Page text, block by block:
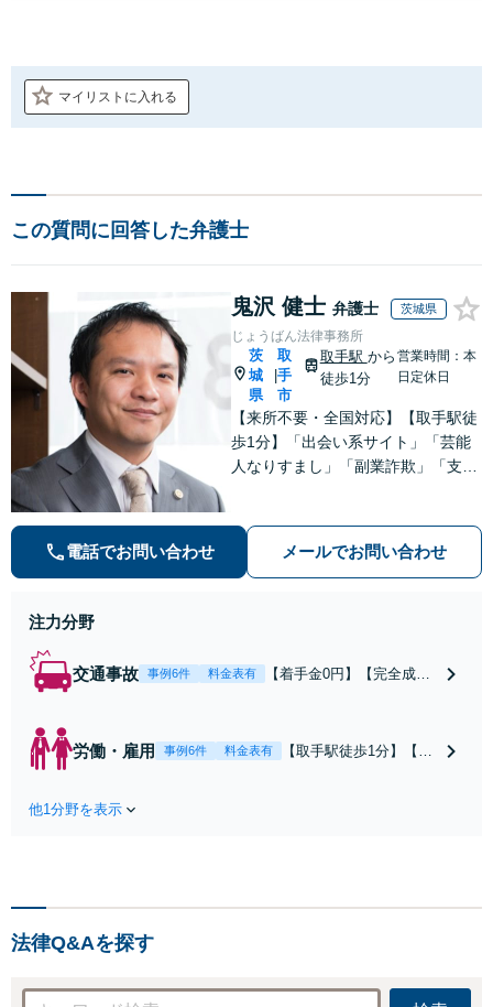
マイリストに入れる
この質問に回答した弁護士
鬼沢 健士 弁護士 茨城県
じょうばん法律事務所
茨
城
県
取
手
市
取手駅 から
徒歩1分
営業時間：本
日定休日
【来所不要・全国対応】【取手駅徒
歩1分】「出会い系サイト」「芸能
人なりすまし」「副業詐欺」「支援
は不当解雇・雇い止め・残業代未払
いの相談【完全成功報酬制】【相談
電話でお問い合わせ メールでお問い合わせ
注力分野
交通事故 事例6件 料金表有
【着手金0円】【完全成功
績多数あり！3カ月以内ス
ピード解決／示談金0円→5
労働・雇用 事例6件 料金表有
【取手駅徒歩1分】【オ
談で悩みを解消！使用
応可【相談無料】
他1分野を表示
法律Q&Aを探す